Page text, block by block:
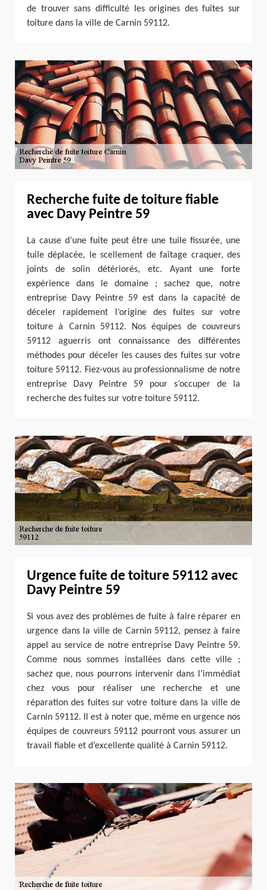
de trouver sans difficulté les origines des fuites sur
toiture dans la ville de Carnin 59112.
Recherche fuite de toiture fiable
avec Davy Peintre 59
La cause d’une fuite peut être une tuile fissurée, une
tuile déplacée, le scellement de faîtage craquer, des
joints de solin détériorés, etc. Ayant une forte
expérience dans le domaine ; sachez que, notre
entreprise Davy Peintre 59 est dans la capacité de
déceler rapidement l’origine des fuites sur votre
toiture à Carnin 59112. Nos équipes de couvreurs
59112 aguerris ont connaissance des différentes
méthodes pour déceler les causes des fuites sur votre
toiture 59112. Fiez-vous au professionnalisme de notre
entreprise Davy Peintre 59 pour s’occuper de la
recherche des fuites sur votre toiture 59112.
Urgence fuite de toiture 59112 avec
Davy Peintre 59
Si vous avez des problèmes de fuite à faire réparer en
urgence dans la ville de Carnin 59112, pensez à faire
appel au service de notre entreprise Davy Peintre 59.
Comme nous sommes installées dans cette ville ;
sachez que, nous pourrons intervenir dans l’immédiat
chez vous pour réaliser une recherche et une
réparation des fuites sur votre toiture dans la ville de
Carnin 59112. Il est à noter que, même en urgence nos
équipes de couvreurs 59112 pourront vous assurer un
travail fiable et d’excellente qualité à Carnin 59112.